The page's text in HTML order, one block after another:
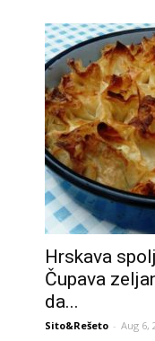
Hrskava
Čupava
da...
Sito&Rešeto - Aug 6,